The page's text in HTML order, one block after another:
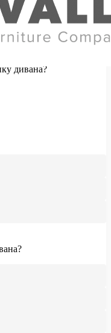
Тюмени под любой
минут, а еще подарим
дивана?